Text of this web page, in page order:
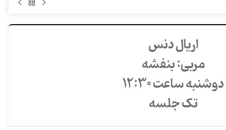
اریال دنس
مربی: بنفشه
دوشنبه ساعت 12:30
تک جلسه